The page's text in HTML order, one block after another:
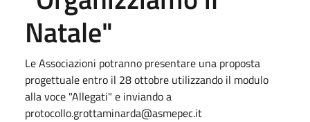
Natale"
Le Associazioni potranno presentare una proposta
progettuale entro il 28 ottobre utilizzando il modulo
alla voce "Allegati" e inviando a
protocollo.grottaminarda@asmepec.it